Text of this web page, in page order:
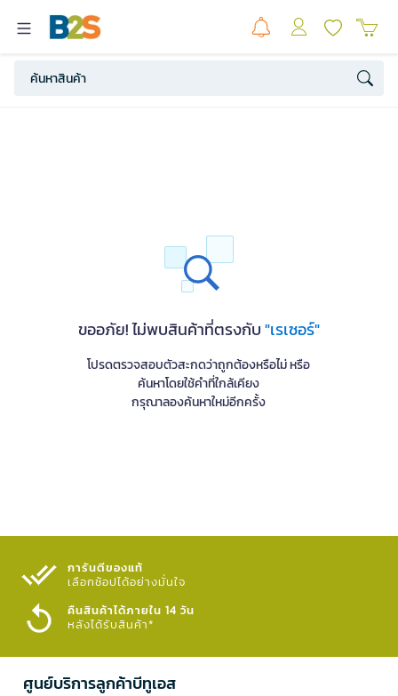
ขออภัย! ไม่พบสินค้าที่ตรงกับ"เรเซอร์"
โปรดตรวจสอบตัวสะกดว่าถูกต้องหรือไม่ หรือ
ค้นหาโดยใช้คำที่ใกล้เคียง
กรุณาลองค้นหาใหม่อีกครั้ง
การันตีของแท้
เลือกช้อปได้อย่างมั่นใจ​
คืนสินค้าได้ภายใน 14 วัน
หลังได้รับสินค้า*
ศูนย์บริการลูกค้าบีทูเอส